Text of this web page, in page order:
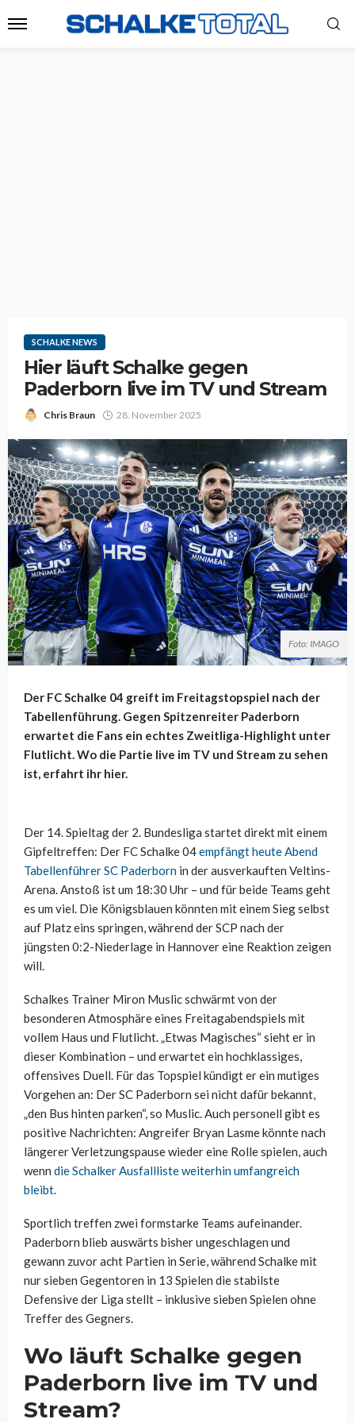
SCHALKE NEWS
Hier läuft Schalke gegen
Paderborn live im TV und Stream
Chris Braun 28. November 2025
Foto: IMAGO
Der FC Schalke 04 greift im Freitagstopspiel nach der
Tabellenführung. Gegen Spitzenreiter Paderborn
erwartet die Fans ein echtes Zweitliga-Highlight unter
Flutlicht. Wo die Partie live im TV und Stream zu sehen
ist, erfahrt ihr hier.
Der 14. Spieltag der 2. Bundesliga startet direkt mit einem
Gipfeltreffen: Der FC Schalke 04empfängt heute Abend
Tabellenführer SC Paderborn in der ausverkauften Veltins-
Arena. Anstoß ist um 18:30 Uhr – und für beide Teams geht
es um viel. Die Königsblauen könnten mit einem Sieg selbst
auf Platz eins springen, während der SCP nach der
jüngsten 0:2-Niederlage in Hannover eine Reaktion zeigen
will.
Schalkes Trainer Miron Muslic schwärmt von der
besonderen Atmosphäre eines Freitagabendspiels mit
vollem Haus und Flutlicht. „Etwas Magisches“ sieht er in
dieser Kombination – und erwartet ein hochklassiges,
offensives Duell. Für das Topspiel kündigt er ein mutiges
Vorgehen an: Der SC Paderborn sei nicht dafür bekannt,
„den Bus hinten parken“, so Muslic. Auch personell gibt es
positive Nachrichten: Angreifer Bryan Lasme könnte nach
längerer Verletzungspause wieder eine Rolle spielen, auch
wenn die Schalker Ausfallliste weiterhin umfangreich
bleibt.
Sportlich treffen zwei formstarke Teams aufeinander.
Paderborn blieb auswärts bisher ungeschlagen und
gewann zuvor acht Partien in Serie, während Schalke mit
nur sieben Gegentoren in 13 Spielen die stabilste
Defensive der Liga stellt – inklusive sieben Spielen ohne
Treffer des Gegners.
Wo läuft Schalke gegen
Paderborn live im TV und
Stream?